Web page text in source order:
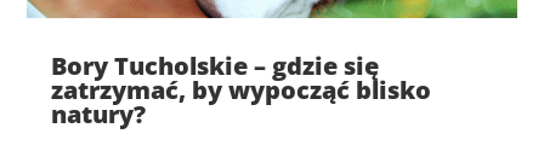
Bory Tucholskie – gdzie się
zatrzymać, by wypocząć blisko
natury?